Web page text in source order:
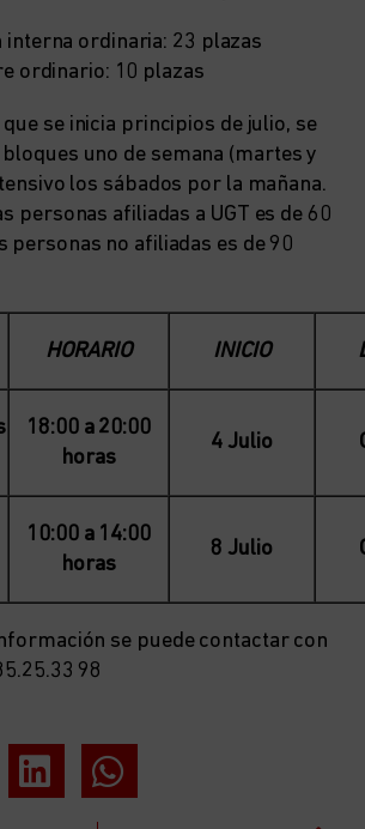
interna ordinaria: 23 plazas
ordinario: 10 plazas
se inicia principios de julio, se
uno de semana (martes y
los sábados por la mañana.
personas afiliadas a UGT es de 60
personas no afiliadas es de 90
HORARIO INICIO
18:00 a 20:00
horas
4 Julio
10:00 a 14:00
horas
8 Julio
se puede contactar con
98